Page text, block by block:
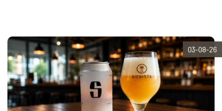
03-08-26